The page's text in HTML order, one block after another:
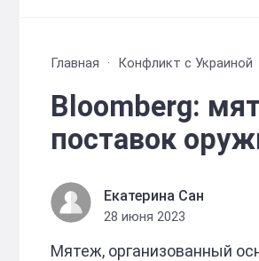
Главная Конфликт с Украиной
Bloomberg:
поставок
Екатерина Сан
28 июня 2023
Мятеж, организованный